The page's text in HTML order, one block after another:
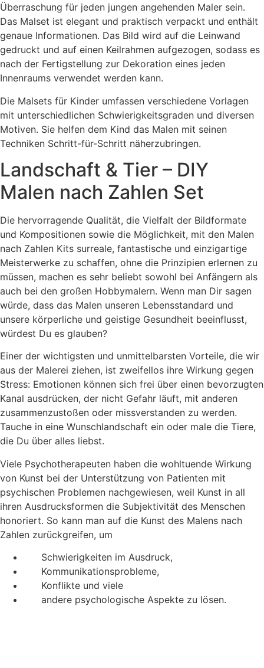
Überraschung für jeden jungen angehenden Maler sein.
Das Malset ist elegant und praktisch verpackt und enthält
genaue Informationen. Das Bild wird auf die Leinwand
gedruckt und auf einen Keilrahmen aufgezogen, sodass es
nach der Fertigstellung zur Dekoration eines jeden
Innenraums verwendet werden kann.
Die Malsets für Kinder umfassen verschiedene Vorlagen
mit unterschiedlichen Schwierigkeitsgraden und diversen
Motiven. Sie helfen dem Kind das Malen mit seinen
Techniken Schritt-für-Schritt näherzubringen.
Landschaft & Tier – DIY
Malen nach Zahlen Set
Die hervorragende Qualität, die Vielfalt der Bildformate
und Kompositionen sowie die Möglichkeit, mit den Malen
nach Zahlen Kits surreale, fantastische und einzigartige
Meisterwerke zu schaffen, ohne die Prinzipien erlernen zu
müssen, machen es sehr beliebt sowohl bei Anfängern als
auch bei den großen Hobbymalern. Wenn man Dir sagen
würde, dass das Malen unseren Lebensstandard und
unsere körperliche und geistige Gesundheit beeinflusst,
würdest Du es glauben?
Einer der wichtigsten und unmittelbarsten Vorteile, die wir
aus der Malerei ziehen, ist zweifellos ihre Wirkung gegen
Stress: Emotionen können sich frei über einen bevorzugten
Kanal ausdrücken, der nicht Gefahr läuft, mit anderen
zusammenzustoßen oder missverstanden zu werden.
Tauche in eine Wunschlandschaft ein oder male die Tiere,
die Du über alles liebst.
Viele Psychotherapeuten haben die wohltuende Wirkung
von Kunst bei der Unterstützung von Patienten mit
psychischen Problemen nachgewiesen, weil Kunst in all
ihren Ausdrucksformen die Subjektivität des Menschen
honoriert. So kann man auf die Kunst des Malens nach
Zahlen zurückgreifen, um
Schwierigkeiten im Ausdruck,
Kommunikationsprobleme,
Konflikte und viele
andere psychologische Aspekte zu lösen.